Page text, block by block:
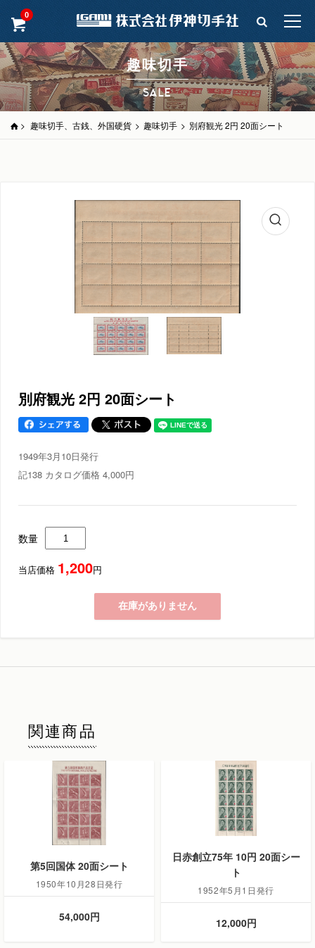
0
趣味切手
SALE
> 趣味切手、古銭、外国硬貨 > 趣味切手 > 別府観光 2円 20面シート
別府観光 2円 20面シート
1949年3月10日発行
記138 カタログ価格 4,000円
数量
当店価格 1,200円
在庫がありません
関連商品
第5回国体 20面シート
1950年10月28日発行
54,000円
日赤創立75年 10円 20面シー
ト
1952年5月1日発行
12,000円